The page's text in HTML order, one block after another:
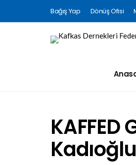
Bağış Yap Dönüş Ofisi
KAFFED
Kadıoğlu